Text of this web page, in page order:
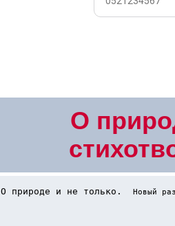
О
О природе и не только. Новый